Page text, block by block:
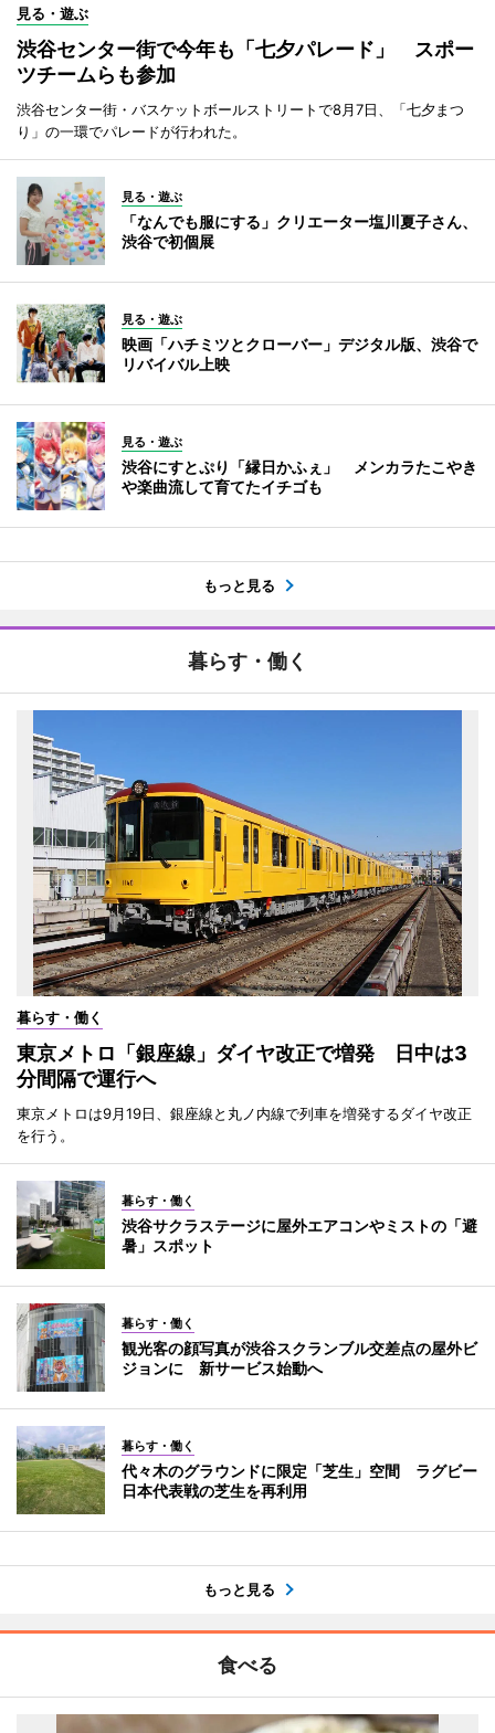
見る・遊ぶ
渋谷センター街で今年も「七夕パレード」 スポー
ツチームらも参加
渋谷センター街・バスケットボールストリートで8月7日、「七夕まつ
り」の一環でパレードが行われた。
見る・遊ぶ
「なんでも服にする」クリエーター塩川夏子さん、
渋谷で初個展
見る・遊ぶ
映画「ハチミツとクローバー」デジタル版、渋谷で
リバイバル上映
見る・遊ぶ
渋谷にすとぷり「縁日かふぇ」 メンカラたこやき
や楽曲流して育てたイチゴも
もっと見る
暮らす・働く
暮らす・働く
東京メトロ「銀座線」ダイヤ改正で増発 日中は3
分間隔で運行へ
東京メトロは9月19日、銀座線と丸ノ内線で列車を増発するダイヤ改正
を行う。
暮らす・働く
渋谷サクラステージに屋外エアコンやミストの「避
暑」スポット
暮らす・働く
観光客の顔写真が渋谷スクランブル交差点の屋外ビ
ジョンに 新サービス始動へ
暮らす・働く
代々木のグラウンドに限定「芝生」空間 ラグビー
日本代表戦の芝生を再利用
もっと見る
食べる